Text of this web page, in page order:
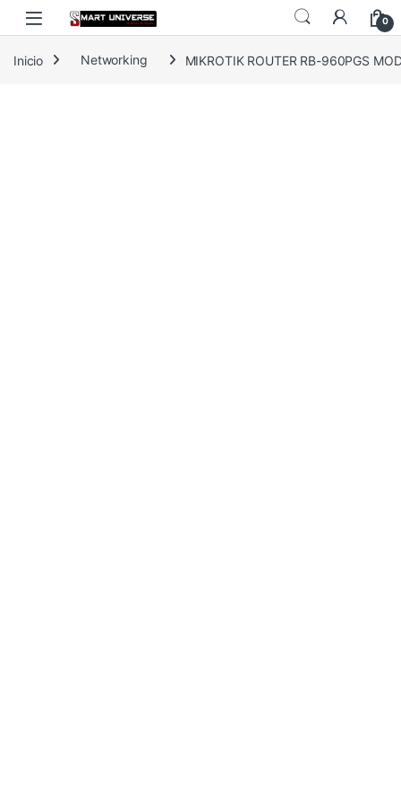
Skip to navigation
Skip to content
0
Inicio Networking MIKROTIK ROUTER RB-960PGS